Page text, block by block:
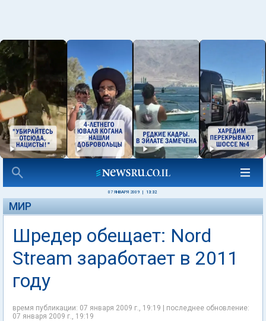
07 ЯНВАРЯ 2009 13:32
МИР
Шредер обещает: Nord
Stream заработает в 2011
году
время публикации: 07 января 2009 г., 19:19 | последнее обновление:
07 января 2009 г., 19:19